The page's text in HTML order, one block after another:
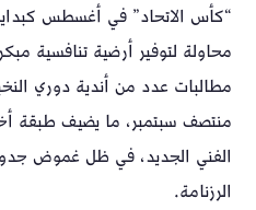
“كأس الاتحاد” في أغسطس
محاولة لتوفير أرضية تنافسية
مطالبات عدد من أندية دوري
منتصف سبتمبر، ما يضيف طبقة
الفني الجديد، في ظل غموض
الرزنامة.